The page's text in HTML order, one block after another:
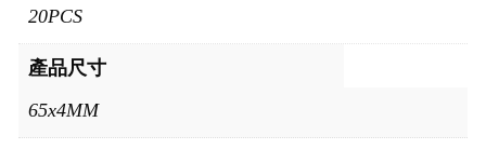
20PCS
產品尺寸
65x4MM